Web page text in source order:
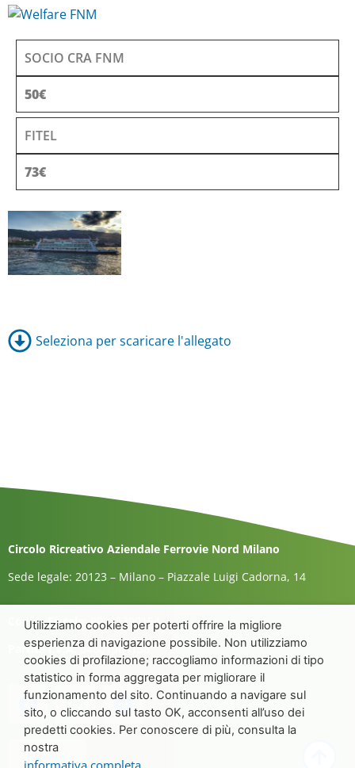
SOCIO CRA FNM
50€
FITEL
73€
Seleziona per scaricare l'allegato
Circolo Ricreativo Aziendale Ferrovie Nord Milano
Sede legale: 20123 – Milano – Piazzale Luigi Cadorna, 14
Codice Fiscale:80175390154
Partita I.V.A.04601960158
Privacy
Utilizziamo cookies per poterti offrire la migliore
esperienza di navigazione possibile. Non utilizziamo
cookies di profilazione; raccogliamo informazioni di tipo
statistico in forma aggregata per migliorare il
funzionamento del sito. Continuando a navigare sul
sito, o cliccando sul tasto OK, acconsenti all’uso dei
predetti cookies. Per conoscere di più, consulta la
nostra
informativa completa